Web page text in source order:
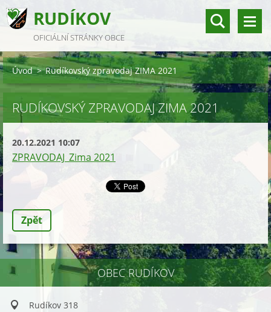
RUDÍKOV
OFICIÁLNÍ STRÁNKY OBCE
Úvod > Rudíkovský zpravodaj ZIMA 2021
RUDÍKOVSKÝ ZPRAVODAJ ZIMA 2021
20.12.2021 10:07
ZPRAVODAJ_Zima 2021
Zpět
OBEC RUDÍKOV
Rudíkov 318